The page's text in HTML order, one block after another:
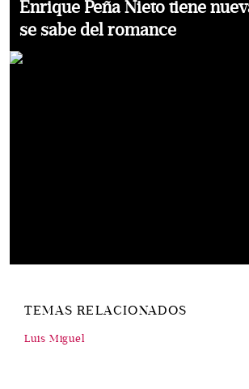
Enrique Peña Nieto tiene
se sabe del romance
TEMAS RELACIONADOS
Luis Miguel